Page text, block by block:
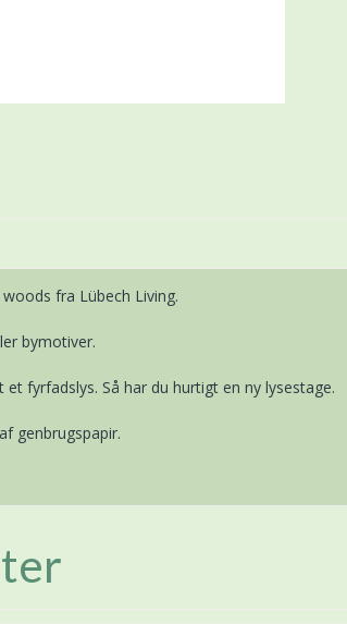
fra Lübech Living.
bymotiver.
fyrfadslys. Så har du hurtigt en ny lysestage.
genbrugspapir.